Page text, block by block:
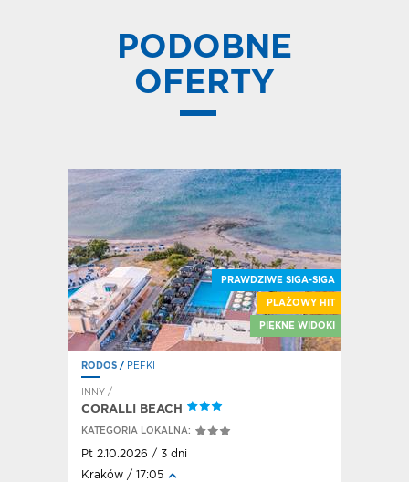
PODOBNE
OFERTY
PRAWDZIWE SIGA-SIGA
PLAŻOWY HIT
PIĘKNE WIDOKI
RODOS / PEFKI
INNY /
CORALLI BEACH
KATEGORIA LOKALNA:
Pt 2.10.2026 / 3 dni
Kraków / 17:05